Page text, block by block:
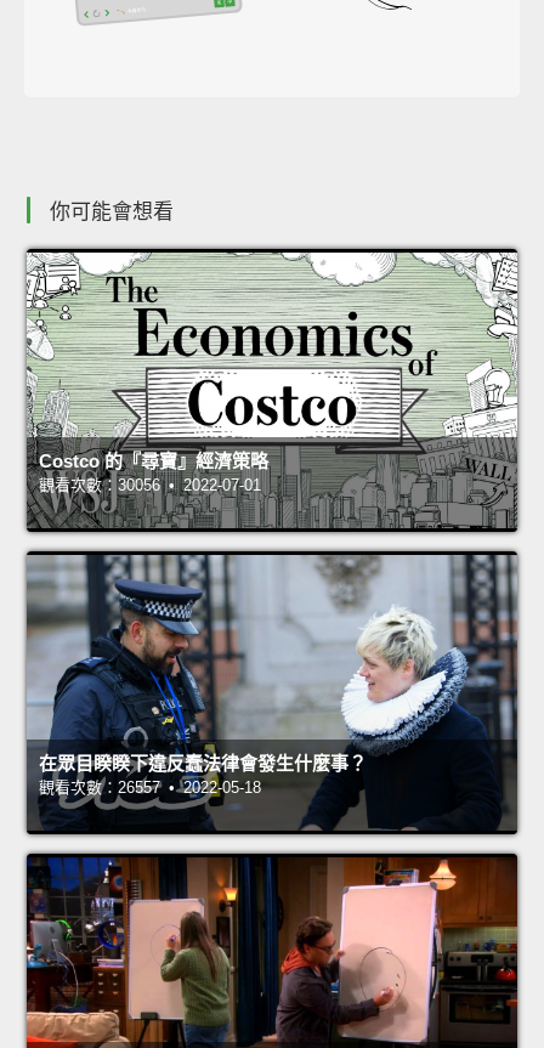
你可能會想看
Costco 的『尋寶』經濟策略
觀看次數：30056 • 2022-07-01
在眾目睽睽下違反蠢法律會發生什麼事？
觀看次數：26557 • 2022-05-18